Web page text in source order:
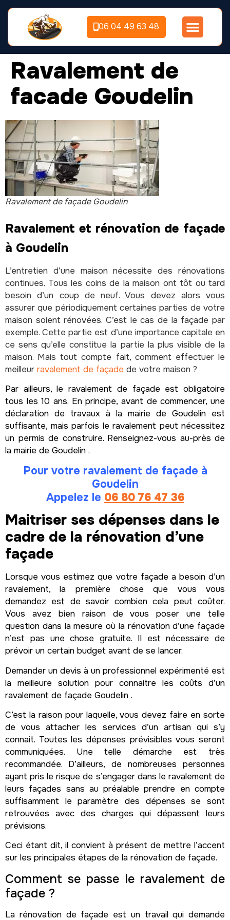
06 04 49 63 48
Ravalement de
facade Goudelin
Ravalement de façade Goudelin
Ravalement et rénovation de façade
à Goudelin
L’entretien d’une maison nécessite des rénovations
continues. Tous les coins de la maison ont tôt ou tard
besoin d’un coup de neuf. Vous devez alors vous
assurer que périodiquement certaines parties de votre
maison soient rénovées. C’est le cas de la façade par
exemple. Cette partie est d’une importance capitale en
ce sens qu’elle constitue la partie la plus visible de la
maison. Mais tout compte fait, comment effectuer le
meilleur ravalement de façade de votre maison ?
Par ailleurs, le ravalement de façade est obligatoire
tous les 10 ans. En principe, avant de commencer, une
déclaration de travaux à la mairie de Goudelin est
suffisante, mais parfois le ravalement peut nécessitez
un permis de construire. Renseignez-vous au-près de
la mairie de Goudelin .
Pour votre ravalement de façade à
Goudelin
Appelez le 06 80 76 47 36
Maitriser ses dépenses dans le
cadre de la rénovation d’une
façade
Lorsque vous estimez que votre façade a besoin d’un
ravalement, la première chose que vous vous
demandez est de savoir combien cela peut coûter.
Vous avez bien raison de vous poser une telle
question dans la mesure où la rénovation d’une façade
n’est pas une chose gratuite. Il est nécessaire de
prévoir un certain budget avant de se lancer.
Demander un devis à un professionnel expérimenté est
la meilleure solution pour connaitre les coûts d’un
ravalement de façade Goudelin .
C’est la raison pour laquelle, vous devez faire en sorte
de vous attacher les services d’un artisan qui s’y
connait. Toutes les dépenses prévisibles vous seront
communiquées. Une telle démarche est très
recommandée. D’ailleurs, de nombreuses personnes
ayant pris le risque de s’engager dans le ravalement de
leurs façades sans au préalable prendre en compte
suffisamment le paramètre des dépenses se sont
retrouvées avec des charges qui dépassent leurs
prévisions.
Ceci étant dit, il convient à présent de mettre l’accent
sur les principales étapes de la rénovation de façade.
Comment se passe le ravalement de
façade ?
La rénovation de façade est un travail qui demande